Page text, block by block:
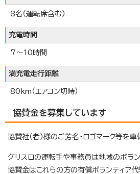
8名（運転席含む）
充電時間
7～10時間
満充電走行距離
80km（エアコン切時）
協賛金を募集しています
協賛社（者）様のご芳名・ロゴマーク等を
グリスロの運転手や事務員は地域のボラン
協賛金はこれらの方の有償ボランティア